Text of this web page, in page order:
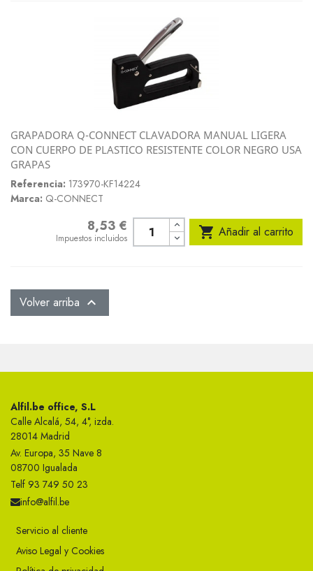
GRAPADORA Q-CONNECT CLAVADORA MANUAL LIGERA
CON CUERPO DE PLASTICO RESISTENTE COLOR NEGRO USA
GRAPAS
Referencia: 173970-KF14224
Marca: Q-CONNECT
8,53 €
Impuestos incluidos  Añadir al carrito
Volver arriba 
Alfil.be office, S.L
Calle Alcalá, 54, 4°, izda.
28014 Madrid
Av. Europa, 35 Nave 8
08700 Igualada
Telf 93 749 50 23
info@alfil.be
Servicio al cliente
Aviso Legal y Cookies